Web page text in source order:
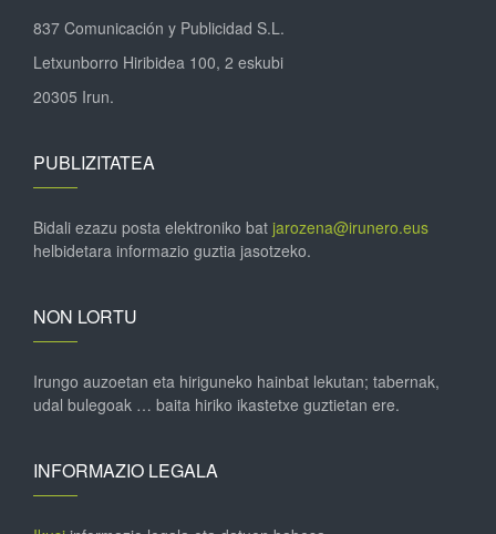
837 Comunicación y Publicidad S.L.
Letxunborro Hiribidea 100, 2 eskubi
20305 Irun.
PUBLIZITATEA
Bidali ezazu posta elektroniko bat jarozena@irunero.eus
helbidetara informazio guztia jasotzeko.
NON LORTU
Irungo auzoetan eta hiriguneko hainbat lekutan; tabernak,
udal bulegoak … baita hiriko ikastetxe guztietan ere.
INFORMAZIO LEGALA